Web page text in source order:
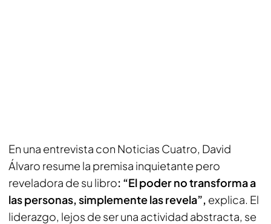
En una entrevista con Noticias Cuatro, David
Álvaro resume la premisa inquietante pero
reveladora de su libro: “El poder no transforma a
las personas, simplemente las revela”, explica. El
liderazgo, lejos de ser una actividad abstracta, se